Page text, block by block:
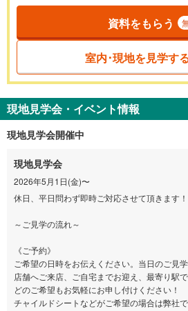
資料をもらう
室内･現地を見学す
現地見学会・イベント情報
現地見学会開催中
現地見学会
2026年5月1日(金)〜
休日、平日問わず即時ご対応させて頂きます！
～ご見学の流れ～
《ご予約》
ご希望の日時をお伝えください。当日のご見
店舗へご来店、ご自宅までお迎え、最寄り駅
どのご希望もお気軽にお申し付けください！
チャイルドシートなどがご希望の場合は弊社